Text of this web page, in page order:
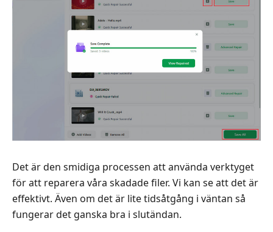
Det är den smidiga processen att använda verktyget
för att reparera våra skadade filer. Vi kan se att det är
effektivt. Även om det är lite tidsåtgång i väntan så
fungerar det ganska bra i slutändan.